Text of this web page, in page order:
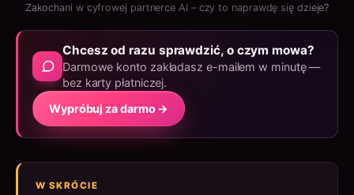
Zakochani w cyfrowej partnerce AI – czy to naprawdę się dzieje?
Chcesz od razu sprawdzić, o czym mowa?
Darmowe konto zakładasz e-mailem w minutę —
bez karty płatniczej.
Wypróbuj za darmo →
W SKRÓCIE